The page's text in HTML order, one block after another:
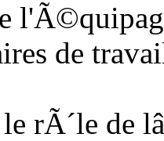
de
rÃ´le de